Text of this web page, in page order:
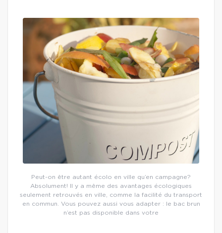
Peut-on être autant écolo en ville qu’en campagne?
Absolument! Il y a même des avantages écologiques
seulement retrouvés en ville, comme la facilité du transport
en commun. Vous pouvez aussi vous adapter : le bac brun
n’est pas disponible dans votre